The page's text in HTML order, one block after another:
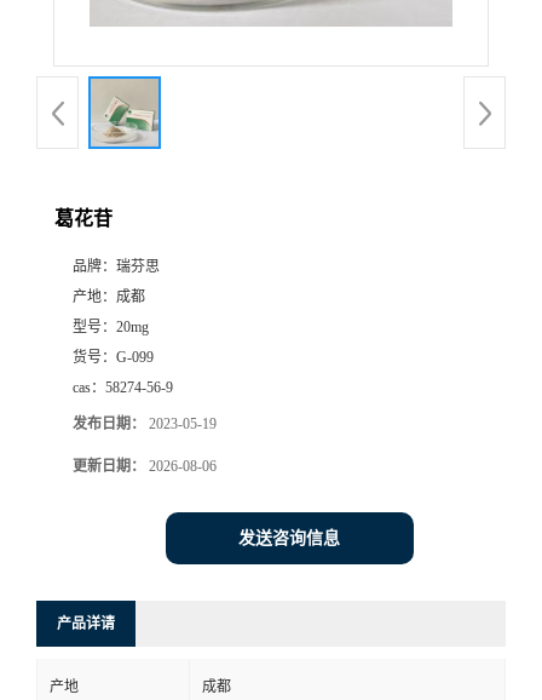
产
系
方
葛花苷
品牌： 瑞芬思
产地： 成都
型号： 20mg
货号： G-099
cas： 58274-56-9
发布日期： 2023-05-19
更新日期： 2026-08-06
发送咨询信息
产品详请
产地 成都